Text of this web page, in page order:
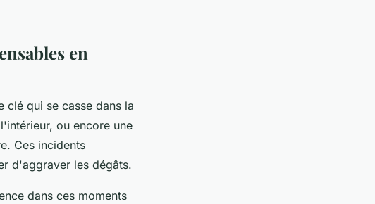
en
clé qui se casse dans la
ou encore une
Ces incidents
d'aggraver les dégâts.
dans ces moments